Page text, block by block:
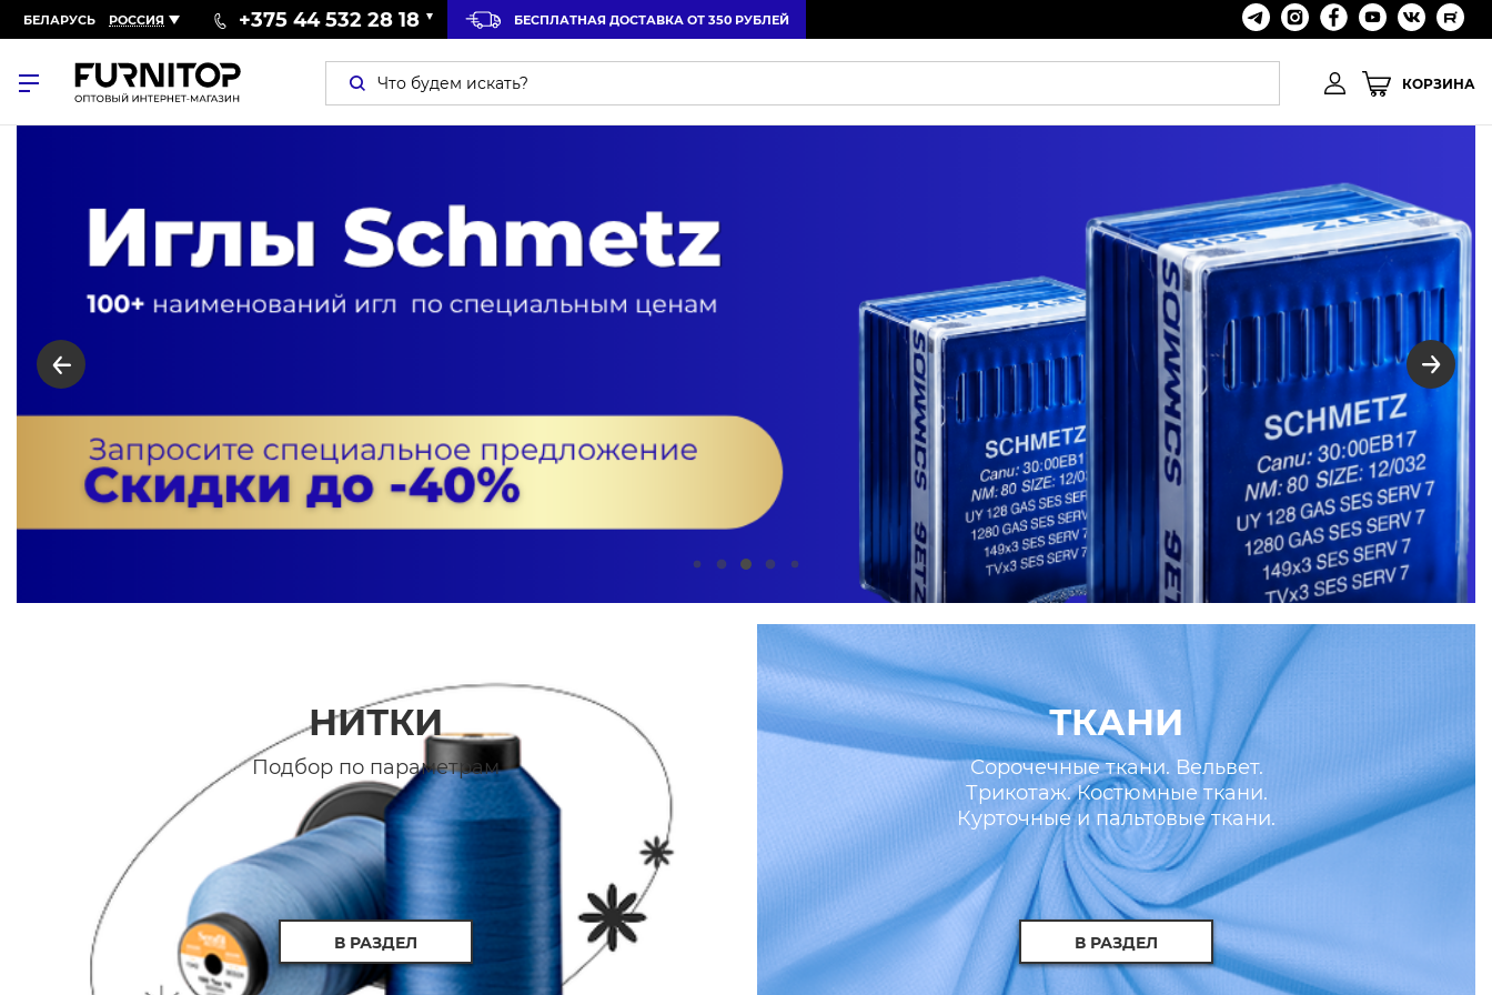
БЕЛАРУСЬ РОССИЯ +375 44 532 28 18 БЕСПЛАТНАЯ ДОСТАВКА ОТ 350 РУБЛЕЙ
КОРЗИНА
НИТКИ
Подбор по параметрам
В РАЗДЕЛ
ТКАНИ
Сорочечные ткани. Вельвет.
Трикотаж. Костюмные ткани.
Курточные и пальтовые ткани.
Искусственные кожа и мех.
В РАЗДЕЛ